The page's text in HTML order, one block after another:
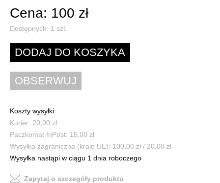
Cena: 100 zł
Dostępnych: 1 szt.
Koszty wysyłki:
Kurier: 20,00 zł
Paczkomat InPost: 15,00 zł
Wysyłka zagraniczna (kraje UE): 100,00 zł / 20,00 zł
Wysyłka nastąpi w ciągu 1 dnia roboczego
Zapytaj o szczegóły produktu